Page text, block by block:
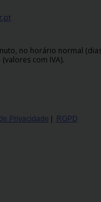
no horário normal
com IVA).
Privacidade RGPD